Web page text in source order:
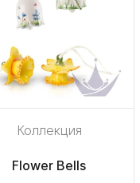
Коллекция
Flower Bells